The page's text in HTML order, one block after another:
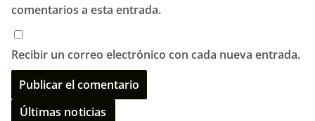
comentarios a esta entrada.
Recibir un correo electrónico con cada nueva entrada.
Últimas noticias